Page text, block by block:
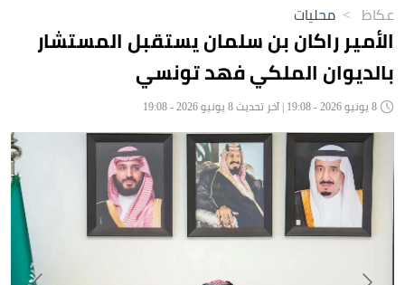
عكاظ > محليات
الأمير راكان بن سلمان يستقبل المستشار
بالديوان الملكي فهد تونسي